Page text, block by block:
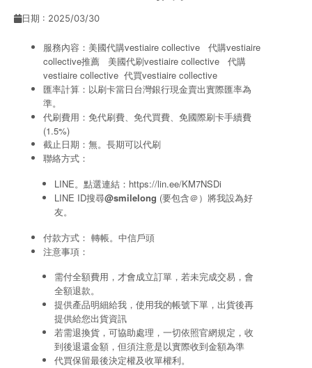
常見問題
聯絡方式
日期 : 2025/03/30
服務內容：美國代購vestiaire collective 代購vestiaire
collective推薦 美國代刷vestiaire collective
代購
vestiaire collective 代買vestiaire collective
匯率計算：以刷卡當日台灣銀行現金賣出實際匯率為
準。
代刷費用：免代刷費、免代買費、免國際刷卡手續費
(1.5%)
截止日期：無。長期可以代刷
聯絡方式：
LINE。點選連結： https://lin.ee/KM7NSDi
LINE ID搜尋@smilelong (要包含＠）將我設為好
友。
付款方式： 轉帳。中信戶頭
注意事項：
需付全額費用，才會成立訂單，若未完成交易，會
全額退款。
提供產品明細給我，使用我的帳號下單，出貨後再
提供給您出貨資訊
若需退換貨，可協助處理，一切依照官網規定，收
到後退還金額，但須注意是以實際收到金額為準
代買保留最後決定權及收單權利。